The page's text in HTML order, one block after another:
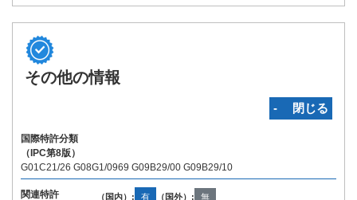
その他の情報
‐ 閉じる
国際特許分類
（IPC第8版）
G01C21/26 G08G1/0969 G09B29/00 G09B29/10
関連特許 （国内）: 有 （国外）: 無